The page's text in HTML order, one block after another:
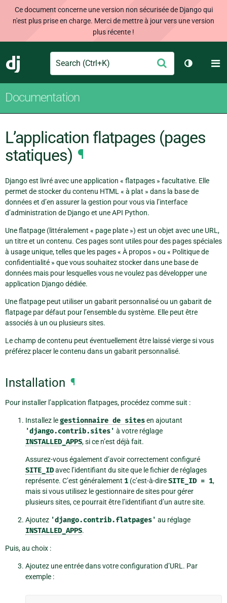
Ce document concerne une version non sécurisée de Django qui
n'est plus prise en charge. Merci de mettre à jour vers une version
plus récente !
Django
Search Envoyer
Changer
Documentation
L’application flatpages (pages
statiques) ¶
Django est livré avec une application « flatpages » facultative. Elle
permet de stocker du contenu HTML « à plat » dans la base de
données et d’en assurer la gestion pour vous via l’interface
d’administration de Django et une API Python.
Une flatpage (littéralement « page plate ») est un objet avec une URL,
un titre et un contenu. Ces pages sont utiles pour des pages spéciales
à usage unique, telles que les pages « À propos » ou « Politique de
confidentialité » que vous souhaitez stocker dans une base de
données mais pour lesquelles vous ne voulez pas développer une
application Django dédiée.
Une flatpage peut utiliser un gabarit personnalisé ou un gabarit de
flatpage par défaut pour l’ensemble du système. Elle peut être
associés à un ou plusieurs sites.
Le champ de contenu peut éventuellement être laissé vierge si vous
préférez placer le contenu dans un gabarit personnalisé.
Installation ¶
Pour installer l’application flatpages, procédez comme suit :
Installez legestionnaire de sitesen ajoutant
'django.contrib.sites' à votre réglage
INSTALLED_APPS, si ce n’est déjà fait.
Assurez-vous également d’avoir correctement configuré
SITE_IDavec l’identifiant du site que le fichier de réglages
représente. C’est généralement 1 (c’est-à-direSITE_ID = 1,
mais si vous utilisez le gestionnaire de sites pour gérer
plusieurs sites, ce pourrait être l’identifiant d’un autre site.
Ajoutez 'django.contrib.flatpages' au réglage
INSTALLED_APPS.
Puis, au choix :
Ajoutez une entrée dans votre configuration d’URL. Par
exemple :